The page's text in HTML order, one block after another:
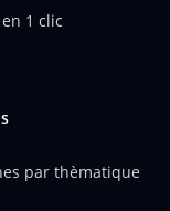
1 clic
par thèmatique